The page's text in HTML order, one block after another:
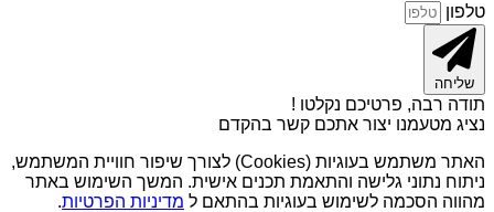
טלפון
שליחה
תודה רבה, פרטיכם נקלטו !
נציג מטעמנו יצור אתכם קשר בהקדם
האתר משתמש בעוגיות (Cookies) לצורך שיפור חוויית המשתמש,
ניתוח נתוני גלישה והתאמת תכנים אישית. המשך השימוש באתר
מהווה הסכמה לשימוש בעוגיות בהתאם ל מדיניות הפרטיות.